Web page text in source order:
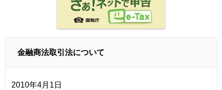
金融商法取引法について
2010年4月1日